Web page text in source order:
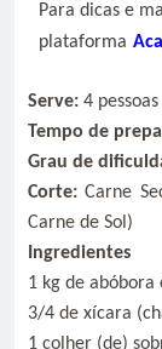
Para dicas e
plataforma
Serve: 4 pessoas
Tempo de
Grau de
Corte: Carne
Carne de Sol)
Ingredientes
1 kg de abóbora
3/4 de xícara
1 colher (de)